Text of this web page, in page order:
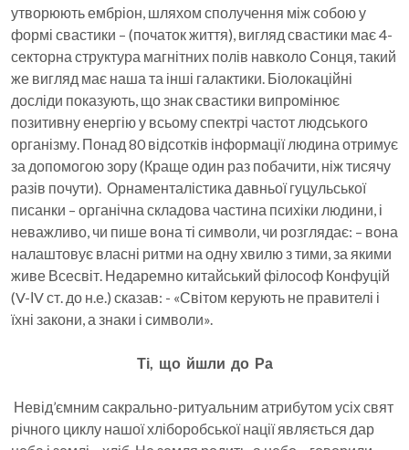
утворюють ембріон, шляхом сполучення між собою у
формі свастики – (початок життя), вигляд свастики має 4-
секторна структура магнітних полів навколо Сонця, такий
же вигляд має наша та інші галактики. Біолокаційні
досліди показують, що знак свастики випромінює
позитивну енергію у всьому спектрі частот людського
організму. Понад 80 відсотків інформації людина отримує
за допомогою зору (Краще один раз побачити, ніж тисячу
разів почути). Орнаменталістика давньої гуцульської
писанки – органічна складова частина психіки людини, і
неважливо, чи пише вона ті символи, чи розглядає: – вона
налаштовує власні ритми на одну хвилю з тими, за якими
живе Всесвіт. Недаремно китайський філософ Конфуцій
(V-ІV ст. до н.е.) сказав: - «Світом керують не правителі і
їхні закони, а знаки і символи».
Ті, що йшли до Ра
Невід’ємним сакрально-ритуальним атрибутом усіх свят
річного циклу нашої хліборобської нації являється дар